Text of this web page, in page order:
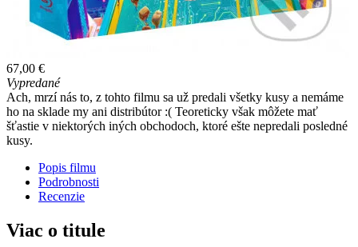
67,00 €
Vypredané
Ach, mrzí nás to, z tohto filmu sa už predali všetky kusy a nemáme
ho na sklade my ani distribútor :( Teoreticky však môžete mať
šťastie v niektorých iných obchodoch, ktoré ešte nepredali posledné
kusy.
Popis filmu
Podrobnosti
Recenzie
Viac o titule